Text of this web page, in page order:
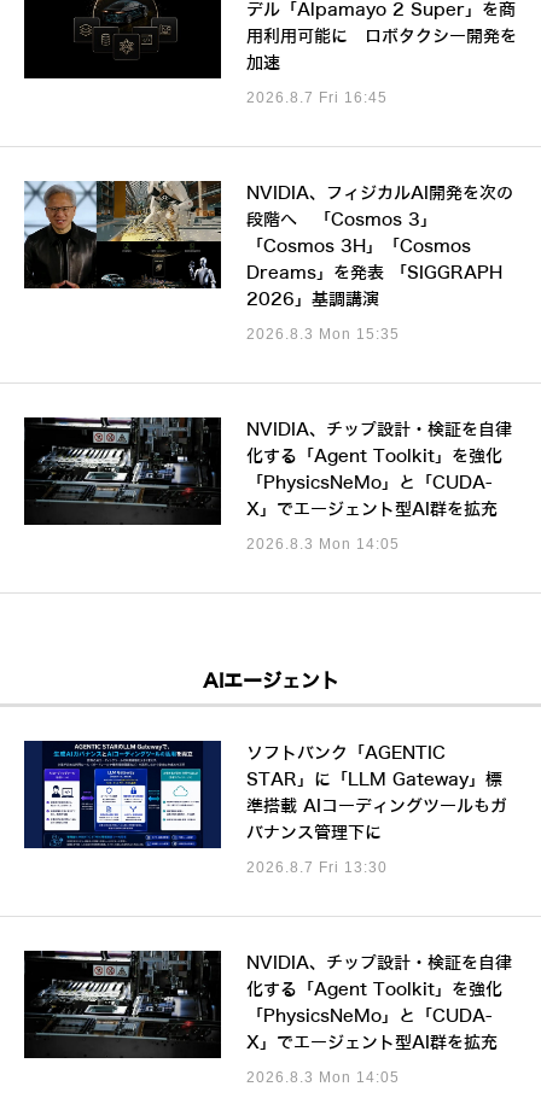
デル「Alpamayo 2 Super」を商
用利用可能に ロボタクシー開発を
加速
2026.8.7 Fri 16:45
NVIDIA、フィジカルAI開発を次の
段階へ 「Cosmos 3」
「Cosmos 3H」「Cosmos
Dreams」を発表 「SIGGRAPH
2026」基調講演
2026.8.3 Mon 15:35
NVIDIA、チップ設計・検証を自律
化する「Agent Toolkit」を強化
「PhysicsNeMo」と「CUDA-
X」でエージェント型AI群を拡充
2026.8.3 Mon 14:05
AIエージェント
ソフトバンク「AGENTIC
STAR」に「LLM Gateway」標
準搭載 AIコーディングツールもガ
バナンス管理下に
2026.8.7 Fri 13:30
NVIDIA、チップ設計・検証を自律
化する「Agent Toolkit」を強化
「PhysicsNeMo」と「CUDA-
X」でエージェント型AI群を拡充
2026.8.3 Mon 14:05